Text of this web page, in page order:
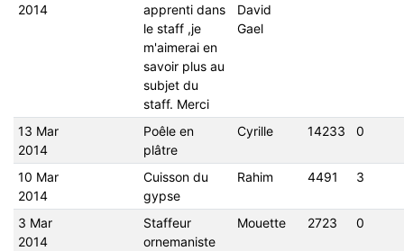
2014
apprenti dans
le staff ,je
m'aimerai en
savoir plus au
subjet du
staff. Merci
David
Gael
13 Mar
2014
Poêle en
plâtre
Cyrille 14233 0
10 Mar
2014
Cuisson du
gypse
Rahim 4491 3
3 Mar
2014
Staffeur
ornemaniste
Mouette 2723 0